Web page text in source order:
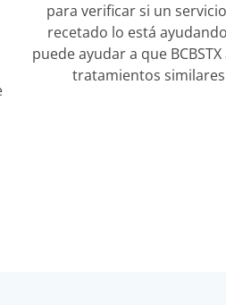
para verificar si un
recetado lo está
puede ayudar a que
tratamientos